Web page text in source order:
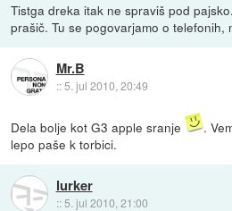
Tistga dreka itak ne spraviš pod
prašič. Tu se pogovarjamo o telefonih,
Mr.B
::5. jul 2010, 20:49
Dela bolje kot G3 apple sranje
.
lepo paše k torbici.
lurker
:: 5. jul 2010, 21:00